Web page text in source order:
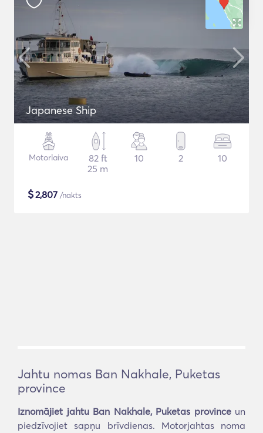
Japanese Ship
Motorlaiva
82 ft
25 m
10 2 10
$2,807 /nakts
Jahtu nomas Ban Nakhale, Puketas
province
Iznomājiet jahtu Ban Nakhale, Puketas provinceun
piedzīvojiet sapņu brīvdienas. Motorjahtas noma